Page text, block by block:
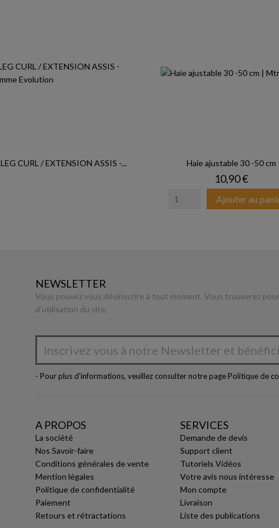
LEG CURL / EXTENSION ASSIS -... Haie ajustable 30 -50 cm
Prix
10,90 €
Ajouter au
NEWSLETTER
Vous pouvez vous désinscrire à tout moment. Vous trouverez
d'utilisation du site.
- Pour plus d'informations, veuillez consulter notre page Politique de
A PROPOS
La société
Nos Savoir-faire
Conditions générales de vente
Mention légales
Politique de confidentialité
Paiement
Retours et rétractations
SERVICES
Demande de devis
Support client
Tutoriels Vidéos
Votre avis nous intéresse
Mon compte
Livraison
Liste des publications